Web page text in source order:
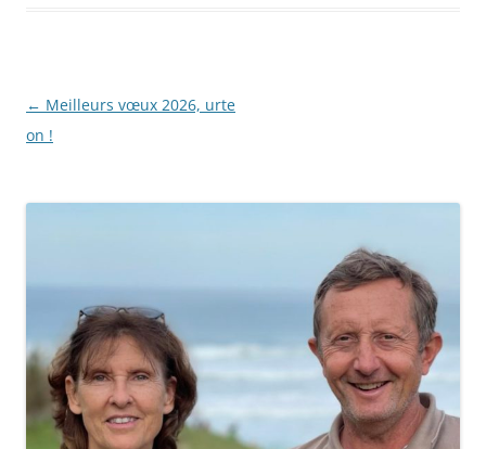
Navigation
des
← Meilleurs vœux 2026, urte
on !